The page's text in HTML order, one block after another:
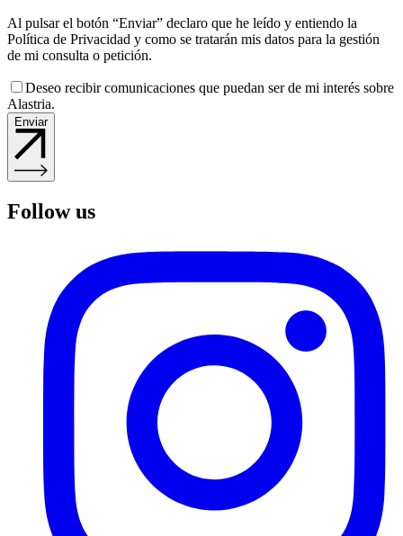
Al pulsar el botón “Enviar” declaro que he leído y entiendo la
Política de Privacidad y como se tratarán mis datos para la gestión
de mi consulta o petición.
Deseo recibir comunicaciones que puedan ser de mi interés sobre
Alastria.
Enviar
Follow us